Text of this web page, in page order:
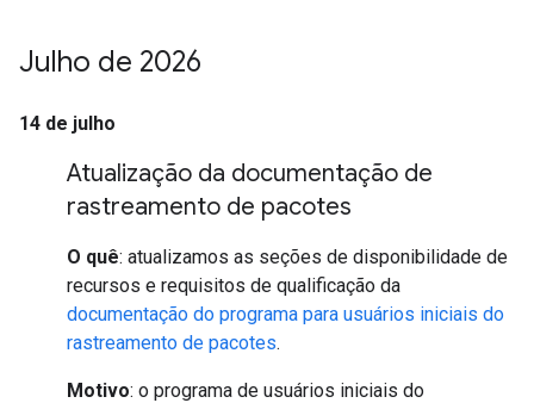
Julho de 2026
14 de julho
Atualização da documentação de
rastreamento de pacotes
O quê: atualizamos as seções de disponibilidade de
recursos e requisitos de qualificação da
documentação do programa para usuários iniciais do
rastreamento de pacotes.
Motivo: o programa de usuários iniciais do